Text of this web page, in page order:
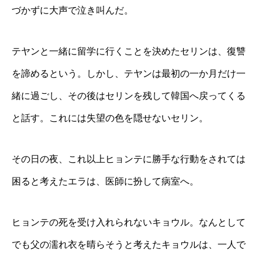
づかずに大声で泣き叫んだ。
テヤンと一緒に留学に行くことを決めたセリンは、復讐
を諦めるという。しかし、テヤンは最初の一か月だけ一
緒に過ごし、その後はセリンを残して韓国へ戻ってくる
と話す。これには失望の色を隠せないセリン。
その日の夜、これ以上ヒョンテに勝手な行動をされては
困ると考えたエラは、医師に扮して病室へ。
ヒョンテの死を受け入れられないキョウル。なんとして
でも父の濡れ衣を晴らそうと考えたキョウルは、一人で